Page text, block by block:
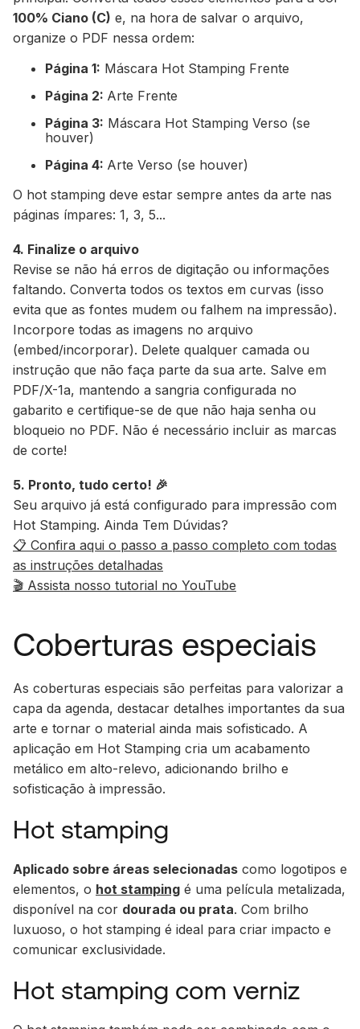
100% Ciano (C) e, na hora de salvar o arquivo,
organize o PDF nessa ordem:
Página 1: Máscara Hot Stamping Frente
Página 2: Arte Frente
Página 3: Máscara Hot Stamping Verso (se
houver)
Página 4: Arte Verso (se houver)
O hot stamping deve estar sempre antes da arte nas
páginas ímpares: 1, 3, 5...
4. Finalize o arquivo
Revise se não há erros de digitação ou informações
faltando. Converta todos os textos em curvas (isso
evita que as fontes mudem ou falhem na impressão).
Incorpore todas as imagens no arquivo
(embed/incorporar). Delete qualquer camada ou
instrução que não faça parte da sua arte. Salve em
PDF/X-1a, mantendo a sangria configurada no
gabarito e certifique-se de que não haja senha ou
bloqueio no PDF. Não é necessário incluir as marcas
de corte!
5. Pronto, tudo certo! 🎉
Seu arquivo já está configurado para impressão com
Hot Stamping. Ainda Tem Dúvidas?
📋 Confira aqui o passo a passo completo com todas
as instruções detalhadas
🎬 Assista nosso tutorial no YouTube
Coberturas especiais
As coberturas especiais são perfeitas para valorizar a
capa da agenda, destacar detalhes importantes da sua
arte e tornar o material ainda mais sofisticado. A
aplicação em Hot Stamping cria um acabamento
metálico em alto-relevo, adicionando brilho e
sofisticação à impressão.
Hot stamping
Aplicado sobre áreas selecionadas como logotipos e
elementos, o hot stamping é uma película metalizada,
disponível na cor dourada ou prata. Com brilho
luxuoso, o hot stamping é ideal para criar impacto e
comunicar exclusividade.
Hot stamping com verniz